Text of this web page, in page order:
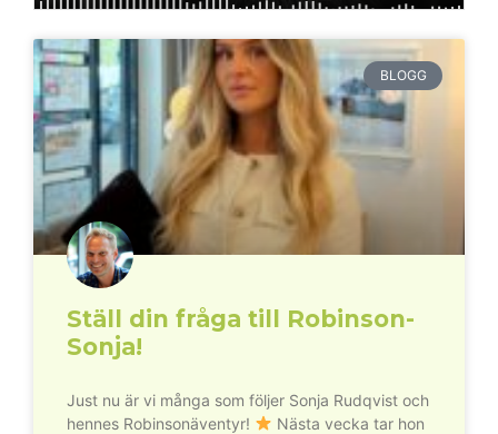
BLOGG
Ställ din fråga till Robinson-
Sonja!
Just nu är vi många som följer Sonja Rudqvist och
hennes Robinsonäventyr!
Nästa vecka tar hon